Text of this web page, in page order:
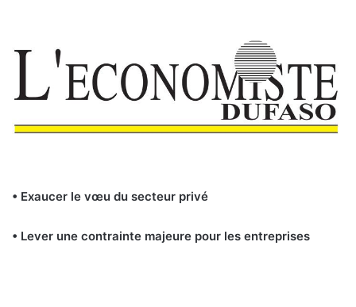
• Exaucer le vœu du secteur privé
• Lever une contrainte majeure pour les entreprises